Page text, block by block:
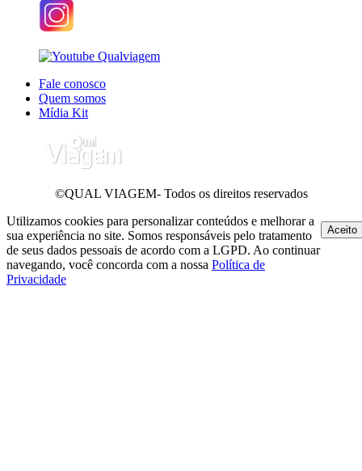
Fale conosco
Quem somos
Mídia Kit
©QUAL VIAGEM- Todos os direitos reservados
Utilizamos cookies para personalizar conteúdos e melhorar a
sua experiência no site. Somos responsáveis pelo tratamento
de seus dados pessoais de acordo com a LGPD. Ao continuar
navegando, você concorda com a nossa Política de
Privacidade
Aceito